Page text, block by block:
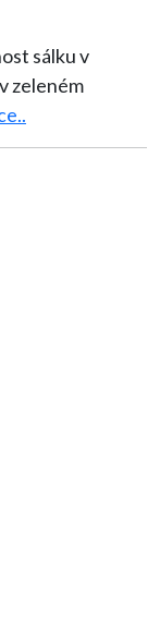
sálku v
zeleném